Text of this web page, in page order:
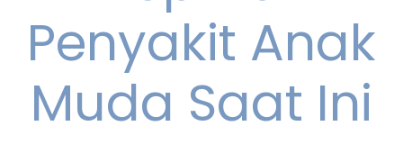
Penyakit Anak
Muda Saat Ini